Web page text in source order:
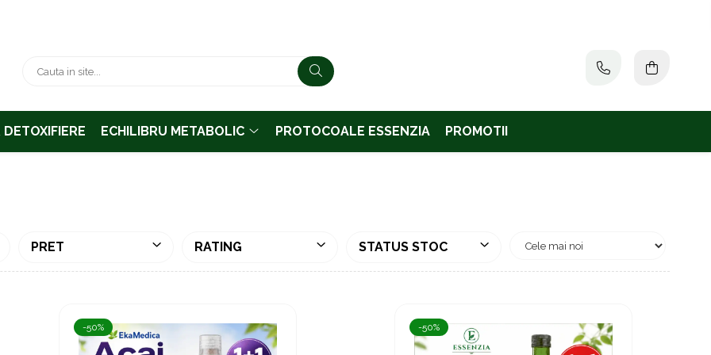
ECHILIBRU METABOLIC PROTOCOALE ESSENZIA PROMOTII
PRET RATING STATUS STOC
-50% -50%